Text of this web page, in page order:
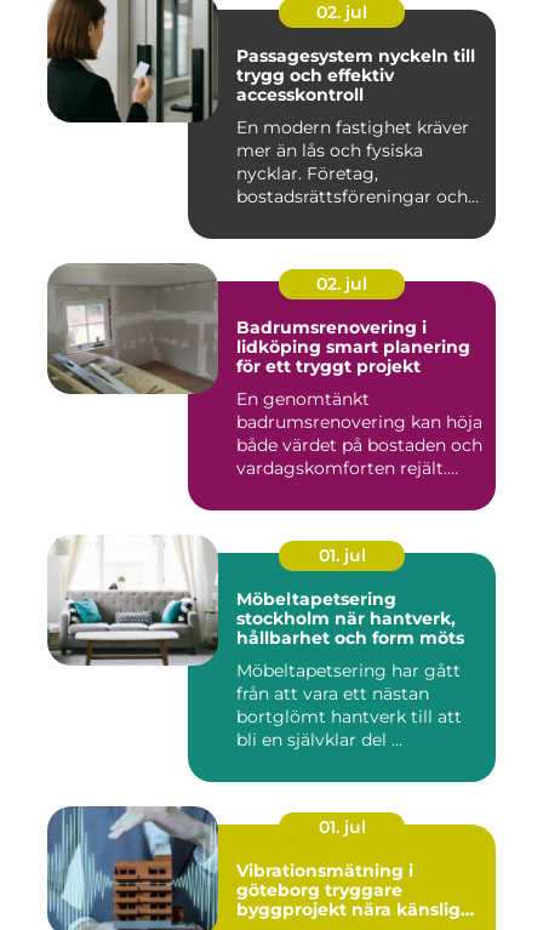
02. jul
Passagesystem nyckeln till
trygg och effektiv
accesskontroll
En modern fastighet kräver
mer än lås och fysiska
nycklar. Företag,
bostadsrättsföreningar och
02. jul
Badrumsrenovering i
lidköping smart planering
för ett tryggt projekt
En genomtänkt
badrumsrenovering kan höja
både värdet på bostaden och
vardagskomforten rejält.
01. jul
Möbeltapetsering
stockholm när hantverk,
hållbarhet och form möts
Möbeltapetsering har gått
från att vara ett nästan
bortglömt hantverk till att
bli en självklar del ...
01. jul
Vibrationsmätning i
göteborg tryggare
byggprojekt nära känsliga